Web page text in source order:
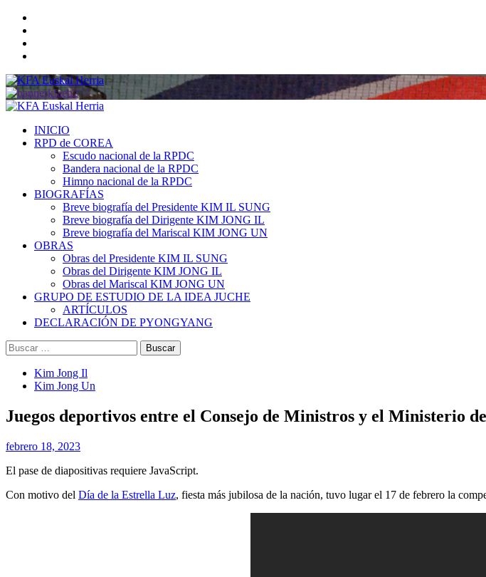
Saltar
contenido
Menú
INICIO
RPD de COREA
Escudo nacional de la RPDC
Bandera nacional de la RPDC
Himno nacional de la RPDC
BIOGRAFÍAS
Breve biografía del Presidente KIM IL SUNG
Breve biografía del Dirigente KIM JONG IL
Breve biografía del Mariscal KIM JONG UN
OBRAS
Obras del Presidente KIM IL SUNG
Obras del Dirigente KIM JONG IL
Obras del Mariscal KIM JONG UN
GRUPO DE ESTUDIO DE LA IDEA JUCHE
ARTÍCULOS
DECLARACIÓN DE PYONGYANG
Buscar:
Kim Jong Il
Kim Jong Un
Juegos deportivos entre el Consejo de Ministros y el Ministerio
febrero 18, 2023
El pase de diapositivas requiere JavaScript.
Con motivo del Día de la Estrella Luz, fiesta más jubilosa de la nación, tuvo lugar el 17 de febrero la